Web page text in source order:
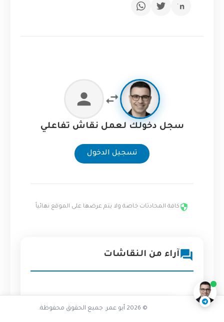
سجل دخولك لعمل نقاش تفاعلي
تسجيل الدخول
كافة المحادثات خاصة ولا يتم عرضها على الموقع نهائياً
آراء من النقاشات
© 2026 أبو عمر. جميع الحقوق محفوظة.